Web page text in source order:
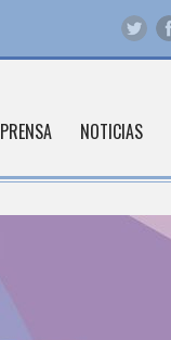
PRENSA NOTICIAS